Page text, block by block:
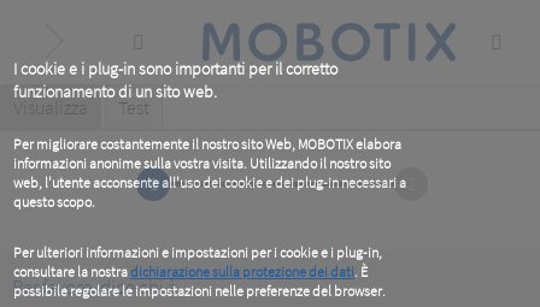
I cookie e i plug-in sono importanti per il corretto
funzionamento di un sito web.
Per migliorare costantemente il nostro sito Web, MOBOTIX elabora
informazioni anonime sulla vostra visita. Utilizzando il nostro sito
web, l'utente acconsente all'uso dei cookie e dei plug-in necessari a
questo scopo.
Per ulteriori informazioni e impostazioni per i cookie e i plug-in,
consultare la nostradichiarazione sulla protezione dei dati. È
possibile regolare le impostazioni nelle preferenze del browser.
content
Primary
tabs
Visualizza (active
Test
1
Per favore, dice chi è